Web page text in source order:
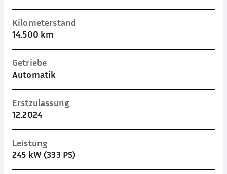
Kilometerstand
14.500 km
Getriebe
Automatik
Erstzulassung
12.2024
Leistung
245 kW (333 PS)